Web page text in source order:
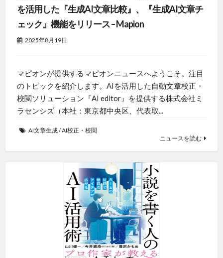
を活用した『生成AI文章比較』、『生成AI文章チ
ェック』機能をリリース – Mapion
2025年8月19日
マピオンが提供するマピオンニュースへようこそ。注目
のトピックを紹介します。AIを活用した自動文章校正・
校閲ソリューション『AI editor』を提供する株式会社ミ
ラセンシズ（本社：東京都中央区、代表取...
AI文章生成/AI校正・校閲
ニュースを読む